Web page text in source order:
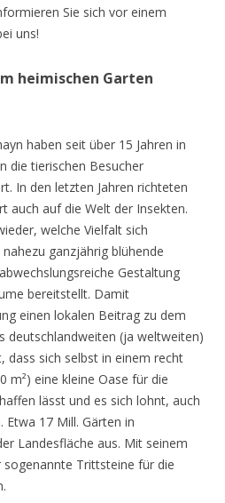
Sie sich vor einem
uns!
heimischen Garten
haben seit über 15 Jahren in
die tierischen Besucher
In den letzten Jahren richteten
auch auf die Welt der Insekten.
welche Vielfalt sich
ganzjährig blühende
Gestaltung
bereitstellt. Damit
einen lokalen Beitrag zu dem
deutschlandweiten (ja weltweiten)
dass sich selbst in einem recht
m²) eine kleine Oase für die
lässt und es sich lohnt, auch
Etwa 17 Mill. Gärten in
Landesfläche aus. Mit seinem
Trittsteine für die